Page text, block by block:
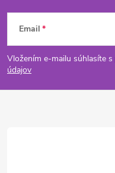
Z
á
p
Email
Vložením e-mailu súhlasíte s
údajov